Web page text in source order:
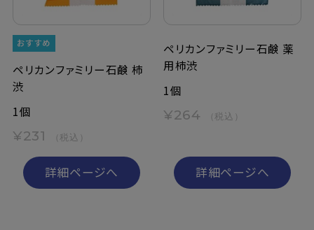
ペリカンファミリー石鹸 柿
渋
1個
¥231 （税込）
詳細ページへ
ペリカンファミリー石鹸 薬
用柿渋
1個
¥264 （税込）
詳細ページへ